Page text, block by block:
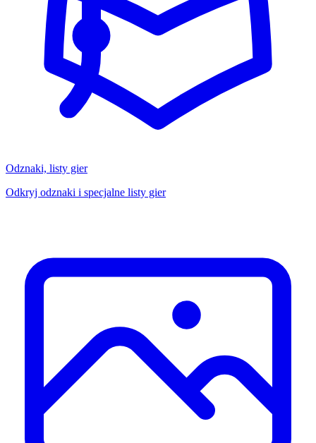
Odznaki, listy gier
Odkryj odznaki i specjalne listy gier